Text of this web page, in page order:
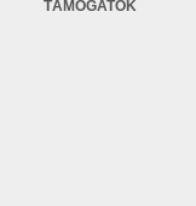
TÁMOGATÓK